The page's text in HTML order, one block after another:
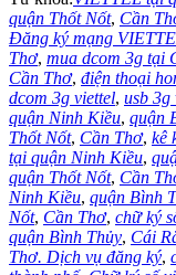
quận Thốt Nốt, Cần
Đăng ký mạng
Thơ, mua dcom 3g tại
Cần Thơ, điện thoại
dcom 3g viettel, usb 3g
quận Ninh Kiều, quận
Thốt Nốt, Cần Thơ, kê
tại quận Ninh Kiều,
quận Thốt Nốt, Cần
Ninh Kiều, quận Bình
Nốt, Cần Thơ, chữ ký
quận Bình Thủy, Cái
Thơ. Dịch vụ đăng ký,